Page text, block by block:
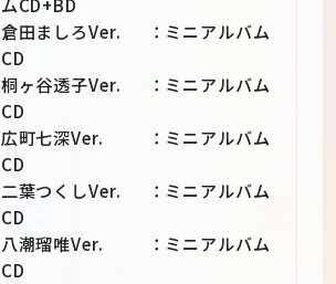
倉田ましろVer. ：ミニアルバム
CD
桐ヶ谷透子Ver. ：ミニアルバム
CD
広町七深Ver. ：ミニアルバム
CD
二葉つくしVer. ：ミニアルバム
CD
八潮瑠唯Ver. ：ミニアルバム
CD